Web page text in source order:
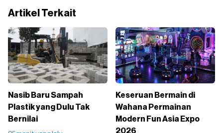
Artikel Terkait
Nasib Baru Sampah
Plastik yang Dulu Tak
Bernilai
Keseruan Bermain di
Wahana Permainan
Modern Fun Asia Expo
2026